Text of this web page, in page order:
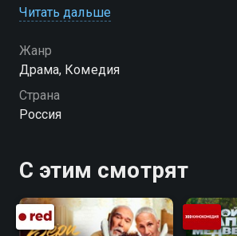
сотрясения мозга и травмы ноги.
Читать дальше
Жанр
Драма, Комедия
Страна
Россия
С этим смотрят